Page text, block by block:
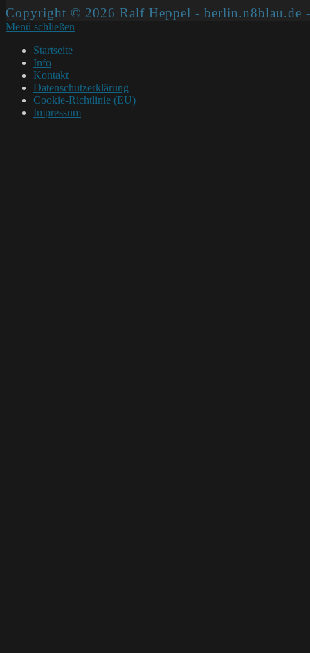
Copyright © 2026 Ralf Heppel - berlin.n8blau.de
Menü schließen
Startseite
Info
Kontakt
Datenschutzerklärung
Cookie-Richtlinie (EU)
Impressum